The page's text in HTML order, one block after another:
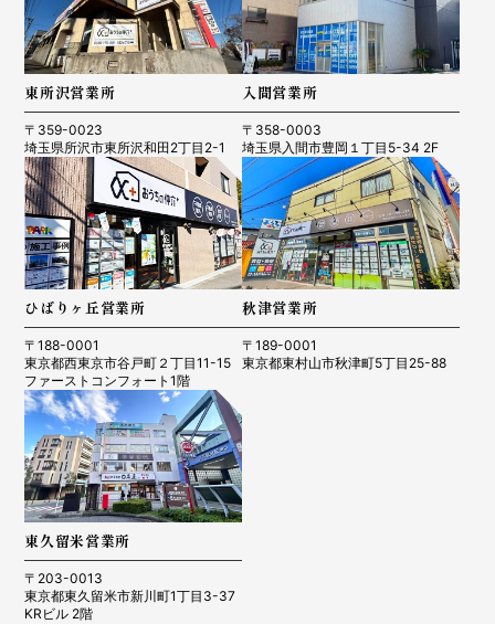
東所沢営業所
〒359-0023
埼玉県所沢市東所沢和田2丁目2-1
入間営業所
〒358-0003
埼玉県入間市豊岡１丁目5-34 2F
ひばりヶ丘営業所
〒188-0001
東京都西東京市谷戸町２丁目11-15
ファーストコンフォート1階
秋津営業所
〒189-0001
東京都東村山市秋津町5丁目25-88
東久留米営業所
〒203-0013
東京都東久留米市新川町1丁目3-37
KRビル 2階